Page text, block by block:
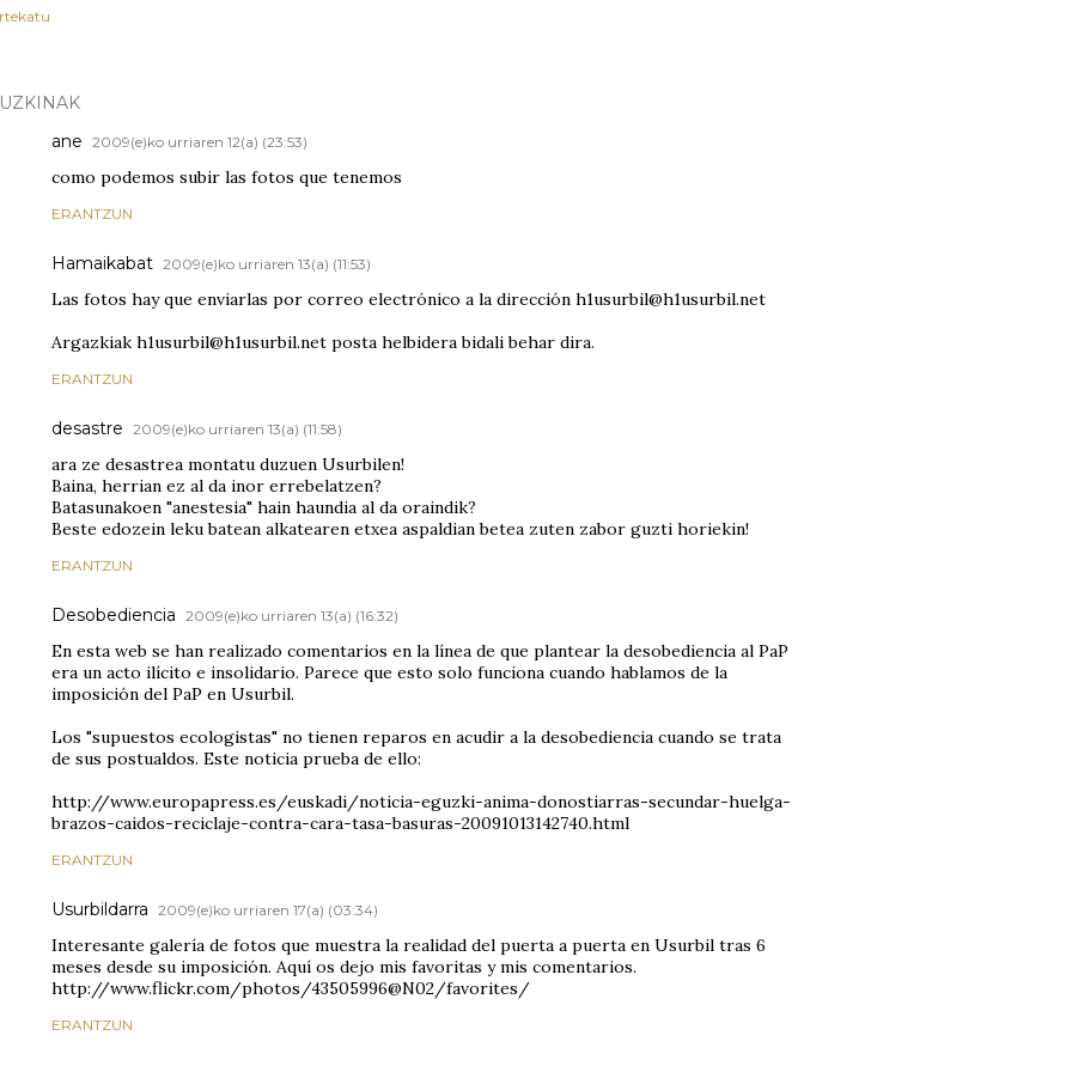
ane 2009(e)ko urriaren 12(a) (23:53)
como podemos subir las fotos que tenemos
ERANTZUN
Hamaikabat 2009(e)ko urriaren 13(a) (11:53)
Las fotos hay que enviarlas por correo electrónico a la dirección h1usurbil@h1usurbil.net
Argazkiak h1usurbil@h1usurbil.net posta helbidera bidali behar dira.
ERANTZUN
desastre 2009(e)ko urriaren 13(a) (11:58)
ara ze desastrea montatu duzuen Usurbilen!
Baina, herrian ez al da inor errebelatzen?
Batasunakoen "anestesia" hain haundia al da oraindik?
Beste edozein leku batean alkatearen etxea aspaldian betea zuten zabor guzti horiekin!
ERANTZUN
Desobediencia 2009(e)ko urriaren 13(a) (16:32)
En esta web se han realizado comentarios en la línea de que plantear la desobediencia al PaP
era un acto ilícito e insolidario. Parece que esto solo funciona cuando hablamos de la
imposición del PaP en Usurbil.
Los "supuestos ecologistas" no tienen reparos en acudir a la desobediencia cuando se trata
de sus postualdos. Este noticia prueba de ello:
http://www.europapress.es/euskadi/noticia-eguzki-anima-donostiarras-secundar-huelga-
brazos-caidos-reciclaje-contra-cara-tasa-basuras-20091013142740.html
ERANTZUN
Usurbildarra 2009(e)ko urriaren 17(a) (03:34)
Interesante galería de fotos que muestra la realidad del puerta a puerta en Usurbil tras 6
meses desde su imposición. Aquí os dejo mis favoritas y mis comentarios.
http://www.flickr.com/photos/43505996@N02/favorites/
ERANTZUN